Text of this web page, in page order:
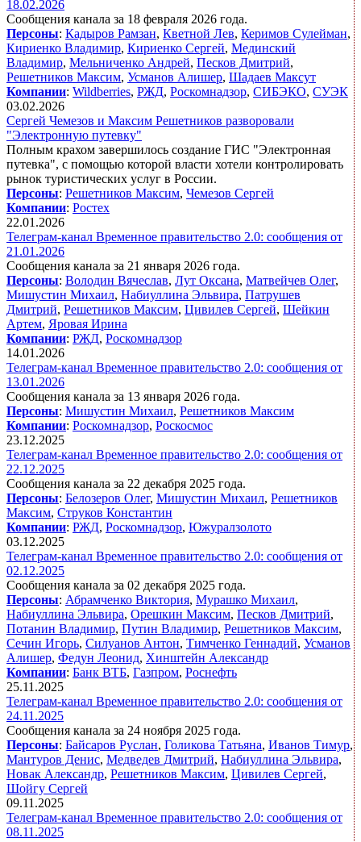
18.02.2026
Сообщения канала за 18 февраля 2026 года.
Персоны: Кадыров Рамзан, Кветной Лев, Керимов Сулейман,
Кириенко Владимир, Кириенко Сергей, Мединский
Владимир, Мельниченко Андрей, Песков Дмитрий,
Решетников Максим, Усманов Алишер, Шадаев Максут
Компании: Wildberries, РЖД, Роскомнадзор, СИБЭКО, СУЭК
03.02.2026
Сергей Чемезов и Максим Решетников разворовали
"Электронную путевку"
Полным крахом завершилось создание ГИС "Электронная
путевка", с помощью которой власти хотели контролировать
рынок туристических услуг в России.
Персоны: Решетников Максим, Чемезов Сергей
Компании: Ростех
22.01.2026
Телеграм-канал Временное правительство 2.0: сообщения от
21.01.2026
Сообщения канала за 21 января 2026 года.
Персоны: Володин Вячеслав, Лут Оксана, Матвейчев Олег,
Мишустин Михаил, Набиуллина Эльвира, Патрушев
Дмитрий, Решетников Максим, Цивилев Сергей, Шейкин
Артем, Яровая Ирина
Компании: РЖД, Роскомнадзор
14.01.2026
Телеграм-канал Временное правительство 2.0: сообщения от
13.01.2026
Сообщения канала за 13 января 2026 года.
Персоны: Мишустин Михаил, Решетников Максим
Компании: Роскомнадзор, Роскосмос
23.12.2025
Телеграм-канал Временное правительство 2.0: сообщения от
22.12.2025
Сообщения канала за 22 декабря 2025 года.
Персоны: Белозеров Олег, Мишустин Михаил, Решетников
Максим, Струков Константин
Компании: РЖД, Роскомнадзор, Южуралзолото
03.12.2025
Телеграм-канал Временное правительство 2.0: сообщения от
02.12.2025
Сообщения канала за 02 декабря 2025 года.
Персоны: Абрамченко Виктория, Мурашко Михаил,
Набиуллина Эльвира, Орешкин Максим, Песков Дмитрий,
Потанин Владимир, Путин Владимир, Решетников Максим,
Сечин Игорь, Силуанов Антон, Тимченко Геннадий, Усманов
Алишер, Федун Леонид, Хинштейн Александр
Компании: Банк ВТБ, Газпром, Роснефть
25.11.2025
Телеграм-канал Временное правительство 2.0: сообщения от
24.11.2025
Сообщения канала за 24 ноября 2025 года.
Персоны: Байсаров Руслан, Голикова Татьяна, Иванов Тимур,
Мантуров Денис, Медведев Дмитрий, Набиуллина Эльвира,
Новак Александр, Решетников Максим, Цивилев Сергей,
Шойгу Сергей
09.11.2025
Телеграм-канал Временное правительство 2.0: сообщения от
08.11.2025